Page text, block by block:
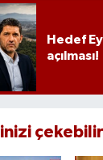
Hedef
açılması!
çekebilir